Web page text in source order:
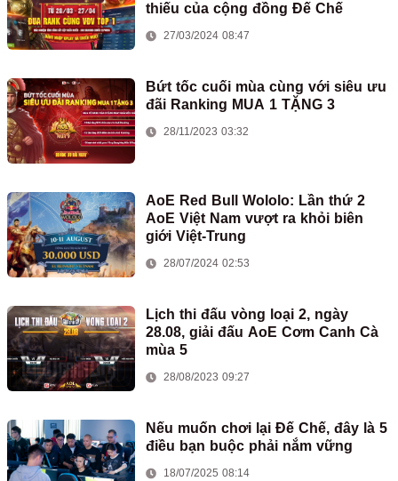
thiếu của cộng đồng Đế Chế
27/03/2024 08:47
Bứt tốc cuối mùa cùng với siêu ưu
đãi Ranking MUA 1 TẶNG 3
28/11/2023 03:32
AoE Red Bull Wololo: Lần thứ 2
AoE Việt Nam vượt ra khỏi biên
giới Việt-Trung
28/07/2024 02:53
Lịch thi đấu vòng loại 2, ngày
28.08, giải đấu AoE Cơm Canh Cà
mùa 5
28/08/2023 09:27
Nếu muốn chơi lại Đế Chế, đây là 5
điều bạn buộc phải nắm vững
18/07/2025 08:14